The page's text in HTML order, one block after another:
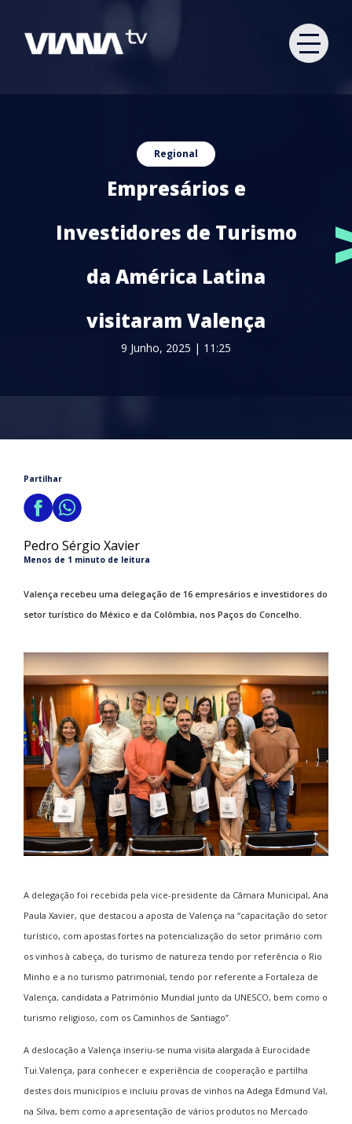
Regional
Empresários e
Investidores de Turismo
da América Latina
visitaram Valença
9 Junho, 2025 | 11:25
Partilhar
Pedro Sérgio Xavier
Menos de 1 minuto de leitura
Valença recebeu uma delegação de 16 empresários e investidores do
setor turístico do México e da Colômbia, nos Paços do Concelho.
A delegação foi recebida pela vice-presidente da Câmara Municipal, Ana
Paula Xavier, que destacou a aposta de Valença na “capacitação do setor
turístico, com apostas fortes na potencialização do setor primário com
os vinhos à cabeça, do turismo de natureza tendo por referência o Rio
Minho e a no turismo patrimonial, tendo por referente a Fortaleza de
Valença, candidata a Património Mundial junto da UNESCO, bem como o
turismo religioso, com os Caminhos de Santiago”.
A deslocação a Valença inseriu-se numa visita alargada à Eurocidade
Tui.Valença, para conhecer e experiência de cooperação e partilha
destes dois municípios e incluiu provas de vinhos na Adega Edmund Val,
na Silva, bem como a apresentação de vários produtos no Mercado